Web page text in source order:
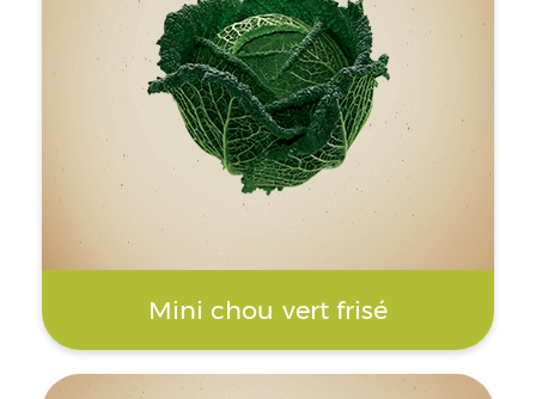
Mini chou vert frisé